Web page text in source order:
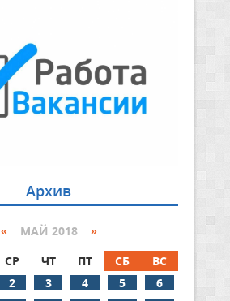
Архив
« МАЙ 2018 »
СР ЧТ ПТ СБ
ВС
2 3 4 5
6